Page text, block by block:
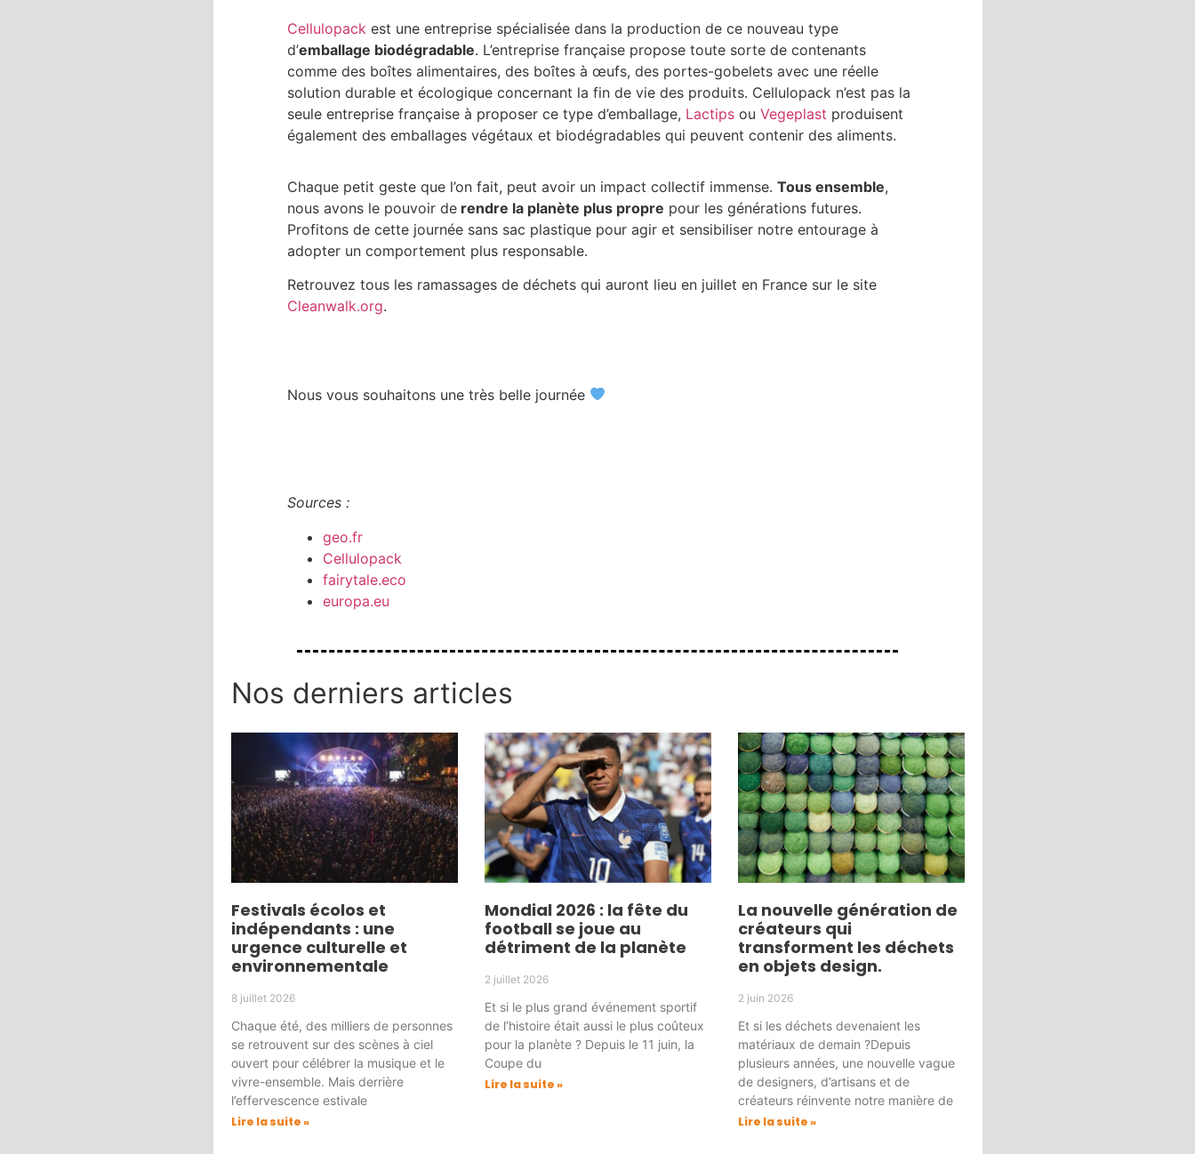
Cellulopack est une entreprise spécialisée dans la production de ce nouveau type
d’emballage biodégradable. L’entreprise française propose toute sorte de contenants
comme des boîtes alimentaires, des boîtes à œufs, des portes-gobelets avec une réelle
solution durable et écologique concernant la fin de vie des produits. Cellulopack n’est pas la
seule entreprise française à proposer ce type d’emballage, Lactipsou Vegeplast produisent
également des emballages végétaux et biodégradables qui peuvent contenir des aliments.
Chaque petit geste que l’on fait, peut avoir un impact collectif immense. Tous ensemble,
nous avons le pouvoir derendre la planète plus propre pour les générations futures.
Profitons de cette journée sans sac plastique pour agir et sensibiliser notre entourage à
adopter un comportement plus responsable.
Retrouvez tous les ramassages de déchets qui auront lieu en juillet en France sur le site
Cleanwalk.org.
Nous vous souhaitons une très belle journée
Sources :
geo.fr
Cellulopack
fairytale.eco
europa.eu
Nos derniers articles
Festivals écolos et
indépendants : une
urgence culturelle et
environnementale
8 juillet 2026
Chaque été, des milliers de personnes
se retrouvent sur des scènes à ciel
ouvert pour célébrer la musique et le
vivre-ensemble. Mais derrière
l’effervescence estivale
Lire la suite »
Mondial 2026 : la fête du
football se joue au
détriment de la planète
2 juillet 2026
Et si le plus grand événement sportif
de l’histoire était aussi le plus coûteux
pour la planète ? Depuis le 11 juin, la
Coupe du
Lire la suite »
La nouvelle génération de
créateurs qui
transforment les déchets
en objets design.
2 juin 2026
Et si les déchets devenaient les
matériaux de demain ?Depuis
plusieurs années, une nouvelle vague
de designers, d’artisans et de
créateurs réinvente notre manière de
Lire la suite »